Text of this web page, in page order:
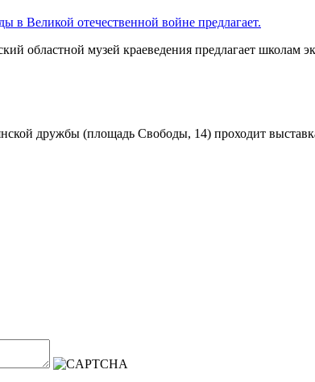
в Великой отечественной войне предлагает.
областной музей краеведения предлагает школам
дружбы (площадь Свободы, 14) проходит